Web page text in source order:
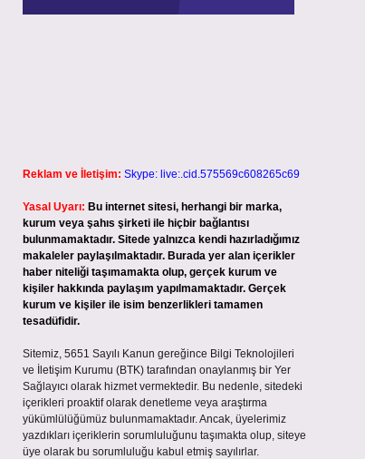
Reklam ve İletişim: Skype: live:.cid.575569c608265c69
Yasal Uyarı: Bu internet sitesi, herhangi bir marka,
kurum veya şahıs şirketi ile hiçbir bağlantısı
bulunmamaktadır. Sitede yalnızca kendi hazırladığımız
makaleler paylaşılmaktadır. Burada yer alan içerikler
haber niteliği taşımamakta olup, gerçek kurum ve
kişiler hakkında paylaşım yapılmamaktadır. Gerçek
kurum ve kişiler ile isim benzerlikleri tamamen
tesadüfidir.
Sitemiz, 5651 Sayılı Kanun gereğince Bilgi Teknolojileri
ve İletişim Kurumu (BTK) tarafından onaylanmış bir Yer
Sağlayıcı olarak hizmet vermektedir. Bu nedenle, sitedeki
içerikleri proaktif olarak denetleme veya araştırma
yükümlülüğümüz bulunmamaktadır. Ancak, üyelerimiz
yazdıkları içeriklerin sorumluluğunu taşımakta olup, siteye
üye olarak bu sorumluluğu kabul etmiş sayılırlar.